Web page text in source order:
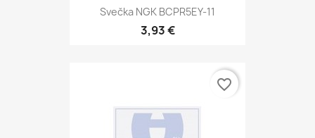
Svečka NGK BCPR5EY-11
3,93 €
favorite_border